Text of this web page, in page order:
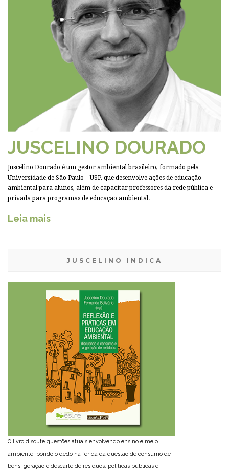
JUSCELINO DOURADO
Juscelino Dourado é um gestor ambiental brasileiro, formado pela
Universidade de São Paulo – USP, que desenvolve ações de educação
ambiental para alunos, além de capacitar professores da rede pública e
privada para programas de educação ambiental.
Leia mais
JUSCELINO INDICA
O livro discute questões atuais envolvendo ensino e meio
ambiente, pondo o dedo na ferida da questão de consumo de
bens, geração e descarte de resíduos, políticas públicas e